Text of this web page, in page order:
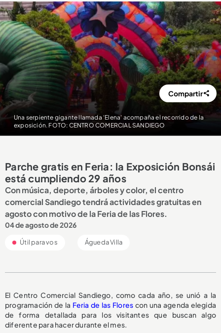
Una serpiente gigante llamada ‘Elena’ acompaña el recorrido de la
exposición. FOTO: CENTRO COMERCIAL SANDIEGO
Compartir
Parche gratis en Feria: la Exposición Bonsái
está cumpliendo 29 años
Con música, deporte, árboles y color, el centro
comercial Sandiego tendrá actividades gratuitas en
agosto con motivo de la Feria de las Flores.
04 de agosto de 2026
Útil para vos Águeda Villa
El Centro Comercial Sandiego, como cada año, se unió a la
programación de la Feria de las Flores con una agenda elegida
de forma detallada para los visitantes que buscan algo
diferente para hacer durante el mes.